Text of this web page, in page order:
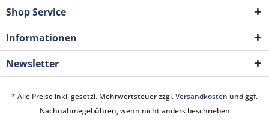
Shop Service
Informationen
Newsletter
* Alle Preise inkl. gesetzl. Mehrwertsteuer zzgl.Versandkosten und ggf.
Nachnahmegebühren, wenn nicht anders beschrieben